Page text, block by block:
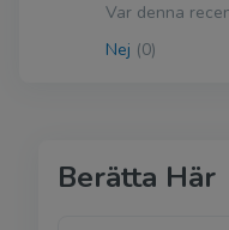
Var denna
Nej (0)
Berätta Här